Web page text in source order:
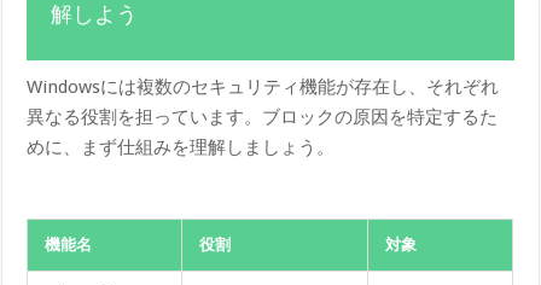
解しよう
Windowsには複数のセキュリティ機能が存在し、それぞれ
異なる役割を担っています。ブロックの原因を特定するた
めに、まず仕組みを理解しましょう。
機能名 役割 対象